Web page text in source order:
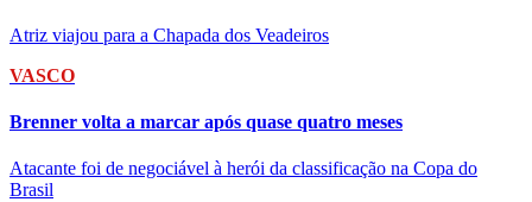
Atriz viajou para a Chapada dos Veadeiros
VASCO
Brenner volta a marcar após quase quatro meses
Atacante foi de negociável à herói da classificação na Copa do
Brasil